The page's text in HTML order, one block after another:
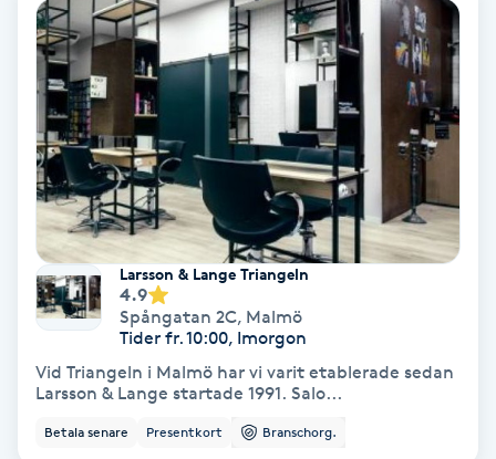
Torr hårbotten
Torrborstning
Triggerpunktsmassage
Trådning
Träning
Tvätt & Fön
Larsson & Lange Triangeln
4.9
Spångatan 2C, Malmö
Tider fr. 10:00, Imorgon
Vid Triangeln i Malmö har vi varit etablerade sedan
Larsson & Lange startade 1991. Salo...
Betala senare Presentkort Branschorg.